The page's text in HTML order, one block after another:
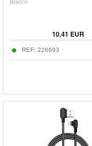
Branco
10,41 EUR
REF: 226693